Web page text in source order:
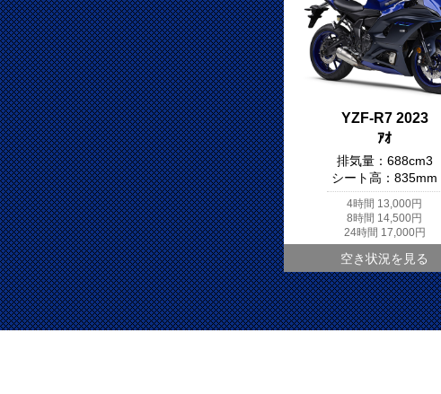
YZF-R7 2023
ｱｵ
排気量： 688cm3
シート高： 835mm
4時間 13,000円
8時間 14,500円
24時間 17,000円
空き状況を見る